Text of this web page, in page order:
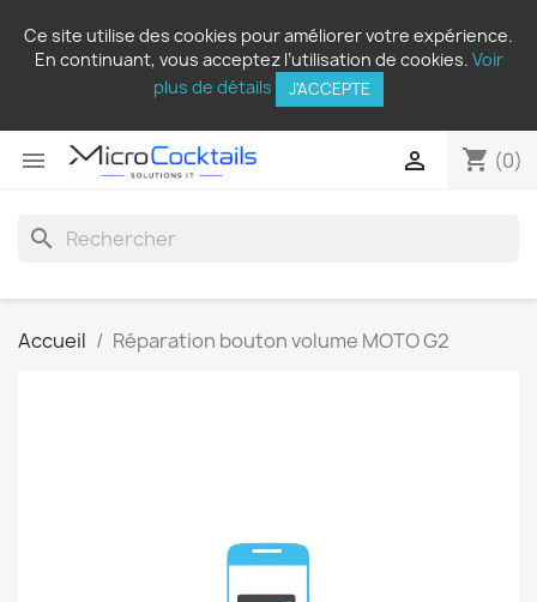
Ce site utilise des cookies pour améliorer votre expérience.
En continuant, vous acceptez l’utilisation de cookies. Voir
plus de détails
J'ACCEPTE
 shopping_cart (0)

search
Accueil Réparation bouton volume MOTO G2